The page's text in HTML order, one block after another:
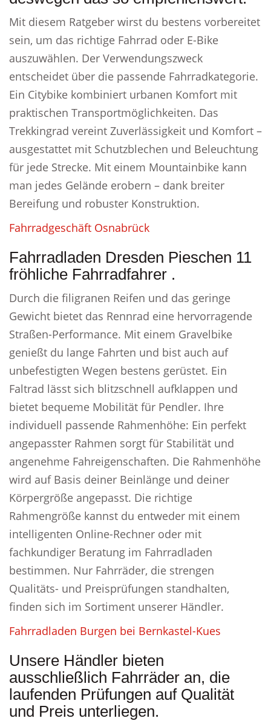
Mit diesem Ratgeber wirst du bestens vorbereitet
sein, um das richtige Fahrrad oder E-Bike
auszuwählen. Der Verwendungszweck
entscheidet über die passende Fahrradkategorie.
Ein Citybike kombiniert urbanen Komfort mit
praktischen Transportmöglichkeiten. Das
Trekkingrad vereint Zuverlässigkeit und Komfort –
ausgestattet mit Schutzblechen und Beleuchtung
für jede Strecke. Mit einem Mountainbike kann
man jedes Gelände erobern – dank breiter
Bereifung und robuster Konstruktion.
Fahrradgeschäft Osnabrück
Fahrradladen Dresden Pieschen 11
fröhliche Fahrradfahrer .
Durch die filigranen Reifen und das geringe
Gewicht bietet das Rennrad eine hervorragende
Straßen-Performance. Mit einem Gravelbike
genießt du lange Fahrten und bist auch auf
unbefestigten Wegen bestens gerüstet. Ein
Faltrad lässt sich blitzschnell aufklappen und
bietet bequeme Mobilität für Pendler. Ihre
individuell passende Rahmenhöhe: Ein perfekt
angepasster Rahmen sorgt für Stabilität und
angenehme Fahreigenschaften. Die Rahmenhöhe
wird auf Basis deiner Beinlänge und deiner
Körpergröße angepasst. Die richtige
Rahmengröße kannst du entweder mit einem
intelligenten Online-Rechner oder mit
fachkundiger Beratung im Fahrradladen
bestimmen. Nur Fahrräder, die strengen
Qualitäts- und Preisprüfungen standhalten,
finden sich im Sortiment unserer Händler.
Fahrradladen Burgen bei Bernkastel-Kues
Unsere Händler bieten
ausschließlich Fahrräder an, die
laufenden Prüfungen auf Qualität
und Preis unterliegen.